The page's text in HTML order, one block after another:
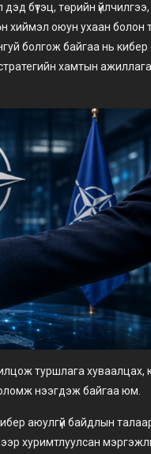
бүтэц, төрийн үйлчилгээ,
хиймэл оюун ухаан болон
болгож байгаа нь
хамтын
туршлага хуваалцах,
нээгдэж байгаа юм.
аюулгүй байдлын
хуримтлуулсан